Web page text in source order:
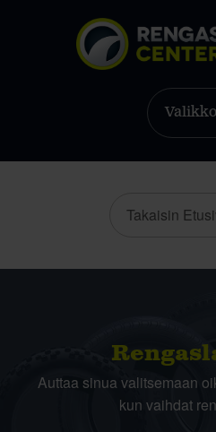
Valikko
Takaisin
Auttaa sinua valitsemaan
kun vaihdat